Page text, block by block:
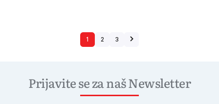
1 2 3
Prijavite se za naš Newsletter